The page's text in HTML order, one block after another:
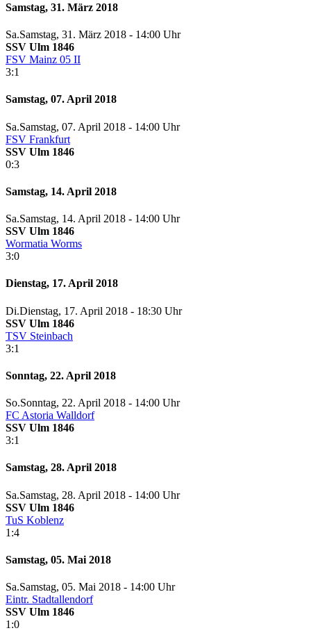
Samstag, 31. März 2018
Sa.Samstag, 31. März 2018 - 14:00 Uhr
SSV Ulm 1846
FSV Mainz 05 II
3:1
Samstag, 07. April 2018
Sa.Samstag, 07. April 2018 - 14:00 Uhr
FSV Frankfurt
SSV Ulm 1846
0:3
Samstag, 14. April 2018
Sa.Samstag, 14. April 2018 - 14:00 Uhr
SSV Ulm 1846
Wormatia Worms
3:0
Dienstag, 17. April 2018
Di.Dienstag, 17. April 2018 - 18:30 Uhr
SSV Ulm 1846
TSV Steinbach
3:1
Sonntag, 22. April 2018
So.Sonntag, 22. April 2018 - 14:00 Uhr
FC Astoria Walldorf
SSV Ulm 1846
3:1
Samstag, 28. April 2018
Sa.Samstag, 28. April 2018 - 14:00 Uhr
SSV Ulm 1846
TuS Koblenz
1:4
Samstag, 05. Mai 2018
Sa.Samstag, 05. Mai 2018 - 14:00 Uhr
Eintr. Stadtallendorf
SSV Ulm 1846
1:0